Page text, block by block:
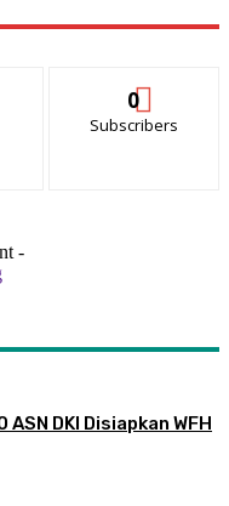
0
Subscribers
-
DKI Disiapkan WFH